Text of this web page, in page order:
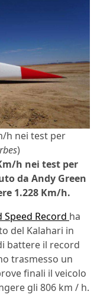
h nei test per
)
h nei test per
da Andy Green
1.228 Km/h.
Record ha
del Kalahari in
battere il record
trasmesso un
finali il veicolo
gli 806 km / h.